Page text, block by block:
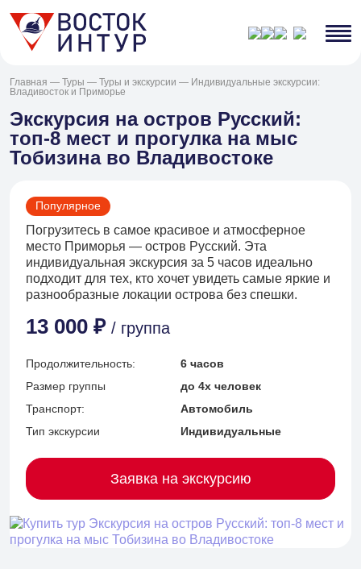
Главная — Туры — Туры и экскурсии — Индивидуальные экскурсии:
Владивосток и Приморье
Экскурсия на остров Русский:
топ-8 мест и прогулка на мыс
Тобизина во Владивостоке
Популярное
Погрузитесь в самое красивое и атмосферное
место Приморья — остров Русский. Эта
индивидуальная экскурсия за 5 часов идеально
подходит для тех, кто хочет увидеть самые яркие и
разнообразные локации острова без спешки.
13 000 ₽ / группа
Продолжительность:
6 часов
Размер группы
до 4х человек
Транспорт:
Автомобиль
Тип экскурсии
Индивидуальные
Заявка на экскурсию